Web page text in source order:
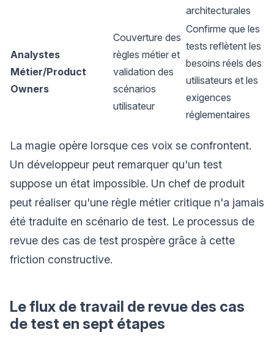
architecturales
Analystes
Métier/Product
Owners
Couverture des
règles métier et
validation des
scénarios
utilisateur
Confirme que les
tests reflètent les
besoins réels des
utilisateurs et les
exigences
réglementaires
La magie opère lorsque ces voix se confrontent.
Un développeur peut remarquer qu'un test
suppose un état impossible. Un chef de produit
peut réaliser qu'une règle métier critique n'a jamais
été traduite en scénario de test. Le processus de
revue des cas de test prospère grâce à cette
friction constructive.
Le flux de travail de revue des cas
de test en sept étapes